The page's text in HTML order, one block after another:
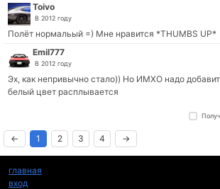
Toivo
В 2012 году
Полёт нормальый =) Мне нравится *THUMBS UP*
Emil777
В 2012 году
Эх, как непривычно стало)) Но ИМХО надо
белый цвет расплывается
← 1 2 3 4 →
главная
вход